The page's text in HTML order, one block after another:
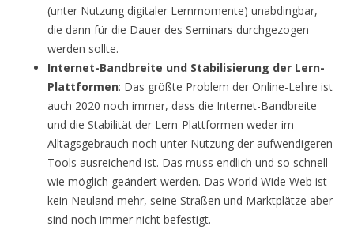
(unter Nutzung digitaler Lernmomente) unabdingbar,
die dann für die Dauer des Seminars durchgezogen
werden sollte.
Internet-Bandbreite und Stabilisierung der Lern-
Plattformen: Das größte Problem der Online-Lehre ist
auch 2020 noch immer, dass die Internet-Bandbreite
und die Stabilität der Lern-Plattformen weder im
Alltagsgebrauch noch unter Nutzung der aufwendigeren
Tools ausreichend ist. Das muss endlich und so schnell
wie möglich geändert werden. Das World Wide Web ist
kein Neuland mehr, seine Straßen und Marktplätze aber
sind noch immer nicht befestigt.